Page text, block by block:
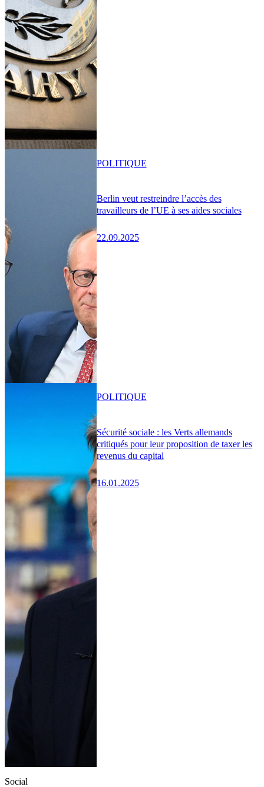
Berlin veut restreindre l’accès des
travailleurs de l’UE à ses aides sociales
22.09.2025
POLITIQUE
Sécurité sociale : les Verts allemands
critiqués pour leur proposition de taxer les
revenus du capital
16.01.2025
POLITIQUE
Social